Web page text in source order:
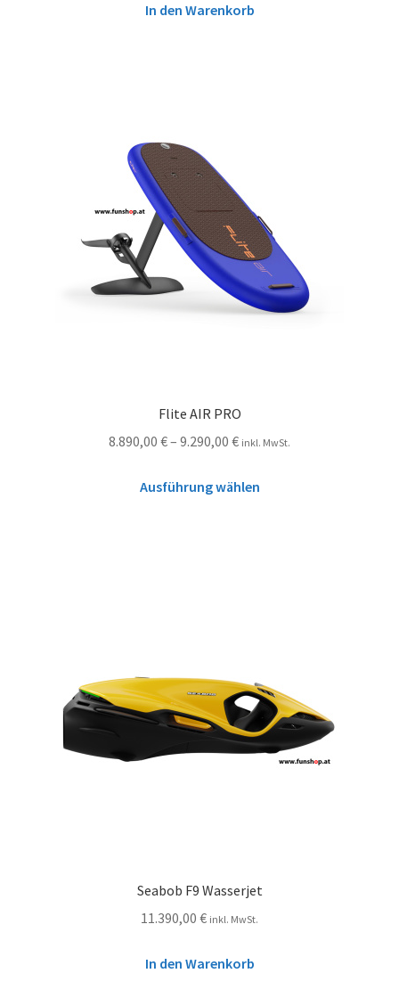
In den Warenkorb
Flite AIR PRO
8.890,00 €– 9.290,00 € inkl. MwSt.
Ausführung wählen
Seabob F9 Wasserjet
11.390,00 € inkl. MwSt.
In den Warenkorb